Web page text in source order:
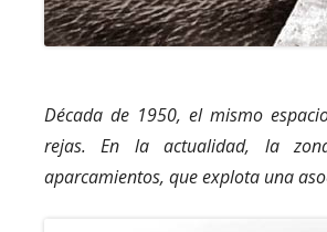
Década de 1950, el mismo
rejas. En la actualidad, la
aparcamientos, que explota una